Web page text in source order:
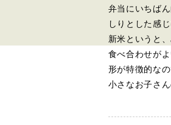
弁当にいちば
しりとした感
新米というと
食べ合わせが
形が特徴的な
小さなお子さ